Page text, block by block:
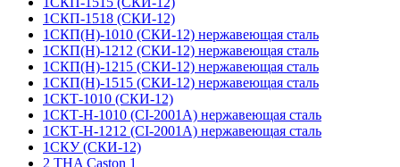
1СКП-1518 (СКИ-12)
1СКП(Н)-1010 (СКИ-12) нержавеющая сталь
1СКП(Н)-1212 (СКИ-12) нержавеющая сталь
1СКП(Н)-1215 (СКИ-12) нержавеющая сталь
1СКП(Н)-1515 (СКИ-12) нержавеющая сталь
1СКТ-1010 (СКИ-12)
1СКТ-Н-1010 (CI-2001A) нержавеющая сталь
1СКТ-Н-1212 (CI-2001A) нержавеющая сталь
1СКУ (СКИ-12)
2 THA Caston 1